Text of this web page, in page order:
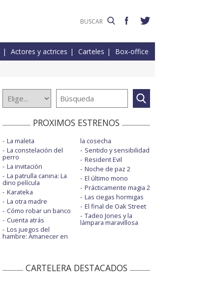
Actores y actrices Carteles Box-office
PROXIMOS ESTRENOS
La maleta
La constelación del
perro
La invitación
La patrulla canina: La
dino película
Karateka
La otra madre
Cómo robar un banco
Cuenta atrás
Los juegos del
hambre: Amanecer en
la cosecha
Sentido y sensibilidad
Resident Evil
Noche de paz 2
El último mono
Prácticamente magia 2
Las ciegas hormigas
El final de Oak Street
Tadeo Jones y la
lámpara maravillosa
CARTELERA DESTACADOS